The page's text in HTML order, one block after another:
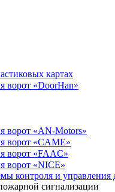
картах
ворот «DoorHan»
ворот «AN-Motors»
ворот «CAME»
ворот «FAAC»
ворот «NICE»
контроля и управления
сигнализации